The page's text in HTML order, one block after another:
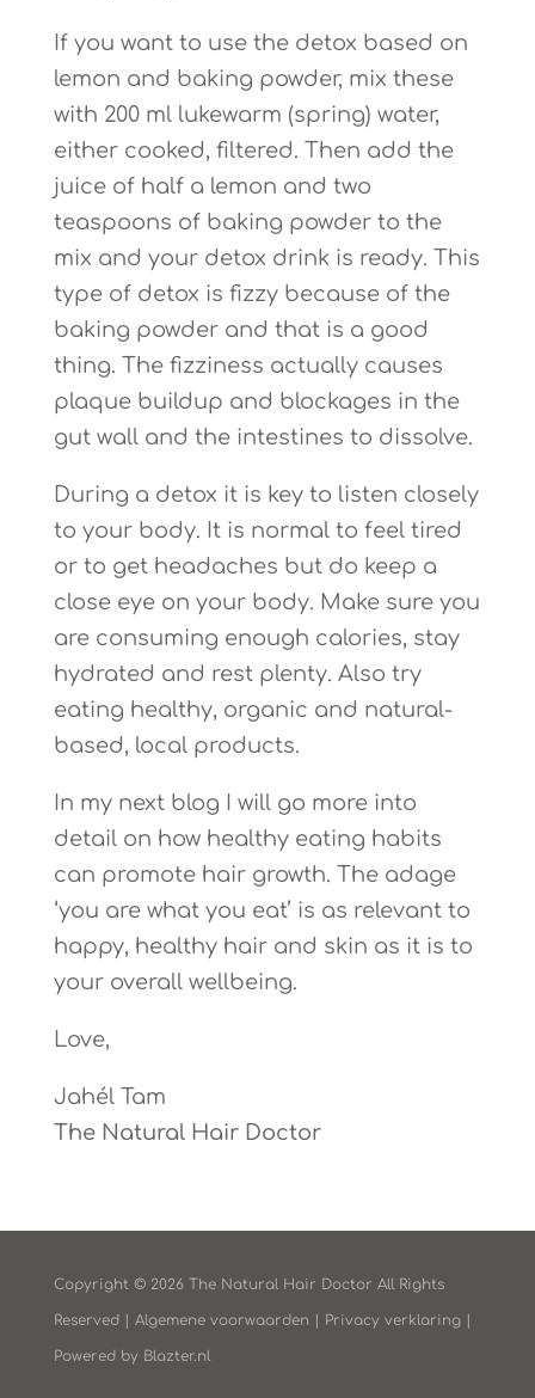
If you want to use the detox based on
lemon and baking powder, mix these
with 200 ml lukewarm (spring) water,
either cooked, filtered. Then add the
juice of half a lemon and two
teaspoons of baking powder to the
mix and your detox drink is ready. This
type of detox is fizzy because of the
baking powder and that is a good
thing. The fizziness actually causes
plaque buildup and blockages in the
gut wall and the intestines to dissolve.
During a detox it is key to listen closely
to your body. It is normal to feel tired
or to get headaches but do keep a
close eye on your body. Make sure you
are consuming enough calories, stay
hydrated and rest plenty. Also try
eating healthy, organic and natural-
based, local products.
In my next blog I will go more into
detail on how healthy eating habits
can promote hair growth. The adage
‘you are what you eat’ is as relevant to
happy, healthy hair and skin as it is to
your overall wellbeing.
Love,
Jahél Tam
The Natural Hair Doctor
Copyright © 2026 The Natural Hair Doctor All Rights
Reserved | Algemene voorwaarden Privacy verklaring|
Powered by Blazter.nl